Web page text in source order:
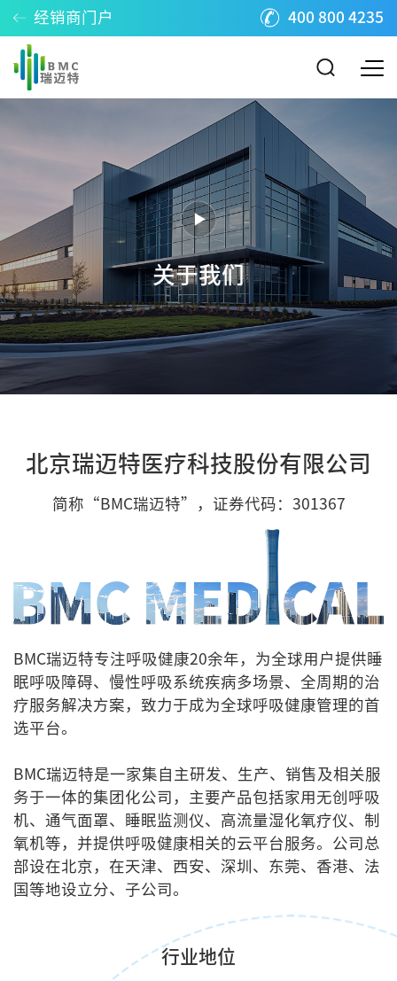
经销商门户 400 800 4235
关于我们
北京瑞迈特医疗科技股份有限公司
简称“BMC瑞迈特”，证券代码：301367
BMC瑞迈特专注呼吸健康20余年，为全球用户提供睡
眠呼吸障碍、慢性呼吸系统疾病多场景、全周期的治
疗服务解决方案，致力于成为全球呼吸健康管理的首
选平台。
BMC瑞迈特是一家集自主研发、生产、销售及相关服
务于一体的集团化公司，主要产品包括家用无创呼吸
机、通气面罩、睡眠监测仪、高流量湿化氧疗仪、制
氧机等，并提供呼吸健康相关的云平台服务。公司总
部设在北京，在天津、西安、深圳、东莞、香港、法
国等地设立分、子公司。
行业地位